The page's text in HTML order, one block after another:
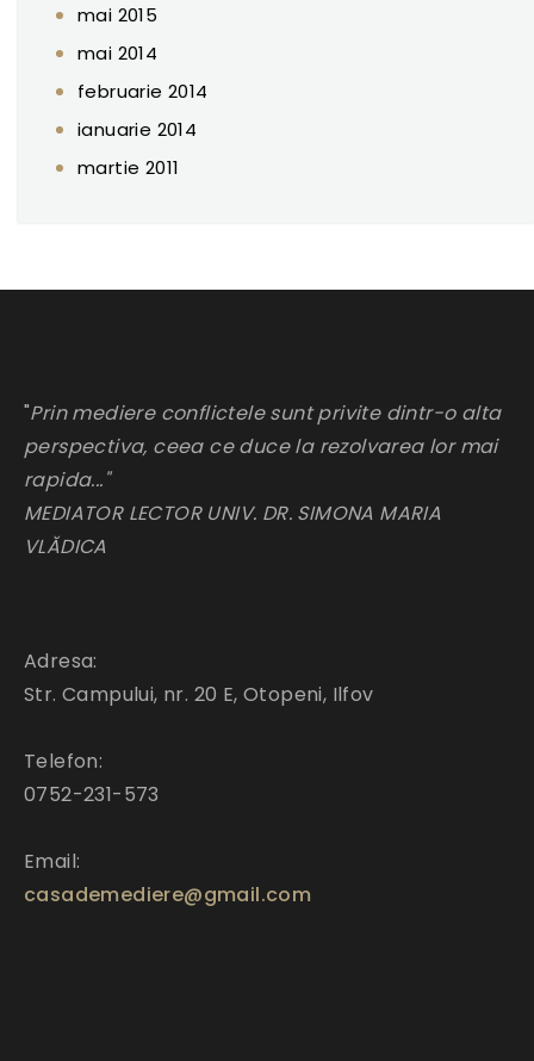
mai 2015
mai 2014
februarie 2014
ianuarie 2014
martie 2011
"Prin mediere conflictele sunt privite dintr-o alta
perspectiva, ceea ce duce la rezolvarea lor mai
rapida..."
MEDIATOR LECTOR UNIV. DR. SIMONA MARIA
VLĂDICA
Adresa:
Str. Campului, nr. 20 E, Otopeni, Ilfov
Telefon:
0752-231-573
Email:
casademediere@gmail.com